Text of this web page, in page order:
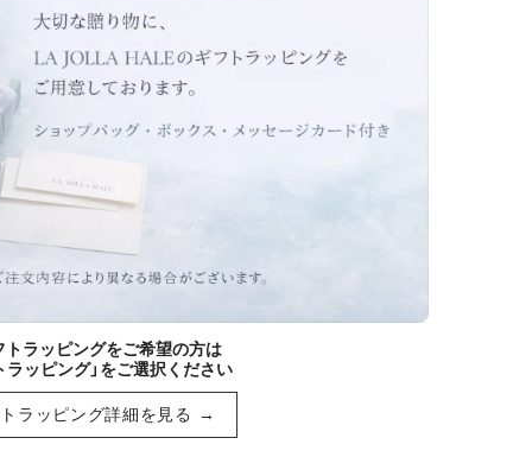
トラッピングをご希望の方は
ラッピング」をご選択ください
ラッピング詳細を見る →